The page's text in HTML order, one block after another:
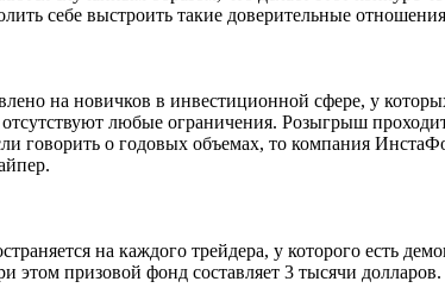
себе выстроить такие доверительные
на новичков в инвестиционной сфере, у
любые ограничения. Розыгрыш
говорить о годовых объемах, то компания
на каждого трейдера, у которого есть
этом призовой фонд составляет 3 тысячи